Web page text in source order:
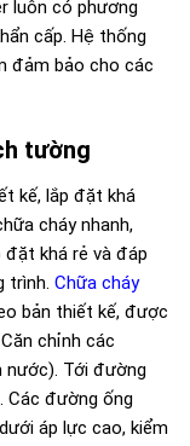
luôn có phương
cấp. Hệ thống
đảm bảo cho các
tường
kế, lắp đặt khá
cháy nhanh,
khá rẻ và đáp
trình. Chữa cháy
bản thiết kế, được
chỉnh các
Tới đường
Các đường ống
áp lực cao, kiểm